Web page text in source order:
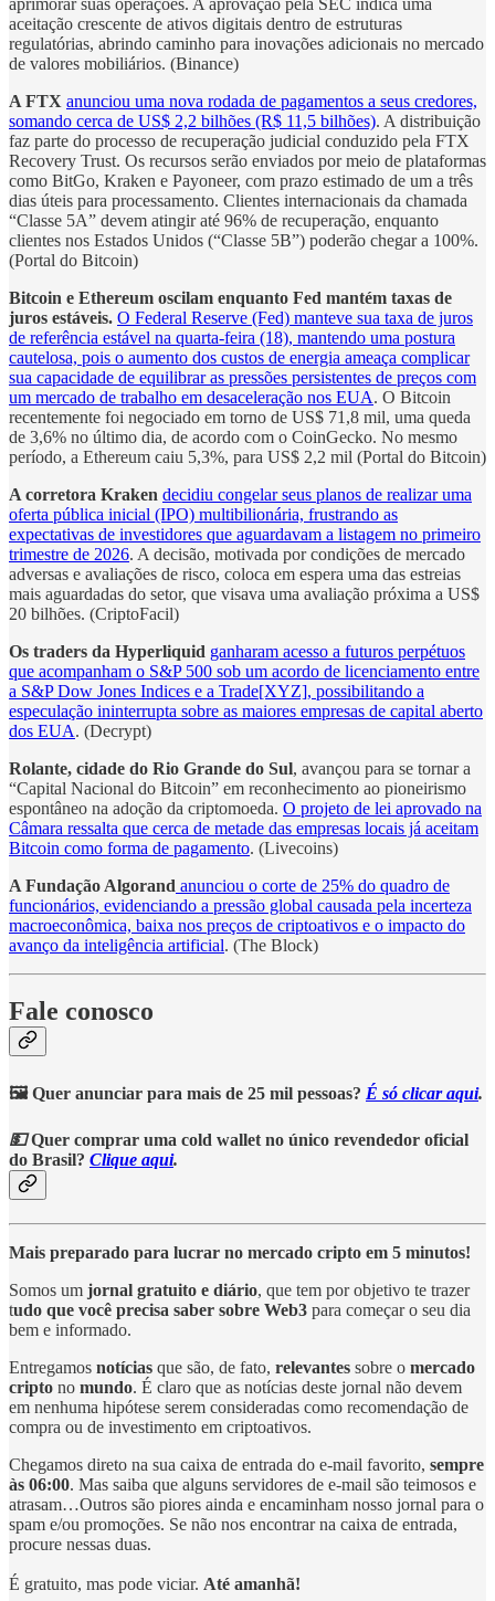
aceitação crescente de ativos digitais dentro de estruturas
regulatórias, abrindo caminho para inovações adicionais no mercado
de valores mobiliários. (Binance)
A FTX anunciou uma nova rodada de pagamentos a seus credores,
somando cerca de US$ 2,2 bilhões (R$ 11,5 bilhões). A distribuição
faz parte do processo de recuperação judicial conduzido pela FTX
Recovery Trust. Os recursos serão enviados por meio de plataformas
como BitGo, Kraken e Payoneer, com prazo estimado de um a três
dias úteis para processamento. Clientes internacionais da chamada
“Classe 5A” devem atingir até 96% de recuperação, enquanto
clientes nos Estados Unidos (“Classe 5B”) poderão chegar a 100%.
(Portal do Bitcoin)
Bitcoin e Ethereum oscilam enquanto Fed mantém taxas de
juros estáveis. O Federal Reserve (Fed) manteve sua taxa de juros
de referência estável na quarta-feira (18), mantendo uma postura
cautelosa, pois o aumento dos custos de energia ameaça complicar
sua capacidade de equilibrar as pressões persistentes de preços com
um mercado de trabalho em desaceleração nos EUA. O Bitcoin
recentemente foi negociado em torno de US$ 71,8 mil, uma queda
de 3,6% no último dia, de acordo com o CoinGecko. No mesmo
período, a Ethereum caiu 5,3%, para US$ 2,2 mil (Portal do Bitcoin)
A corretora Kraken decidiu congelar seus planos de realizar uma
oferta pública inicial (IPO) multibilionária, frustrando as
expectativas de investidores que aguardavam a listagem no primeiro
trimestre de 2026. A decisão, motivada por condições de mercado
adversas e avaliações de risco, coloca em espera uma das estreias
mais aguardadas do setor, que visava uma avaliação próxima a US$
20 bilhões. (CriptoFacil)
Os traders da Hyperliquid ganharam acesso a futuros perpétuos
que acompanham o S&P 500 sob um acordo de licenciamento entre
a S&P Dow Jones Indices e a Trade[XYZ], possibilitando a
especulação ininterrupta sobre as maiores empresas de capital aberto
dos EUA. (Decrypt)
Rolante, cidade do Rio Grande do Sul, avançou para se tornar a
“Capital Nacional do Bitcoin” em reconhecimento ao pioneirismo
espontâneo na adoção da criptomoeda. O projeto de lei aprovado na
Câmara ressalta que cerca de metade das empresas locais já aceitam
Bitcoin como forma de pagamento. (Livecoins)
A Fundação Algorand anunciou o corte de 25% do quadro de
funcionários, evidenciando a pressão global causada pela incerteza
macroeconômica, baixa nos preços de criptoativos e o impacto do
avanço da inteligência artificial. (The Block)
Fale conosco
🖼️ Quer anunciar para mais de 25 mil pessoas? É só clicar aqui.
💵Quer comprar uma cold wallet no único revendedor oficial
do Brasil? Clique aqui.
Mais preparado para lucrar no mercado cripto em 5 minutos!
Somos um jornal gratuito e diário, que tem por objetivo te trazer
tudo que você precisa saber sobre Web3 para começar o seu dia
bem e informado.
Entregamos notícias que são, de fato, relevantes sobre o mercado
cripto no mundo. É claro que as notícias deste jornal não devem
em nenhuma hipótese serem consideradas como recomendação de
compra ou de investimento em criptoativos.
Chegamos direto na sua caixa de entrada do e-mail favorito, sempre
às 06:00. Mas saiba que alguns servidores de e-mail são teimosos e
atrasam…Outros são piores ainda e encaminham nosso jornal para o
spam e/ou promoções. Se não nos encontrar na caixa de entrada,
procure nessas duas.
É gratuito, mas pode viciar. Até amanhã!